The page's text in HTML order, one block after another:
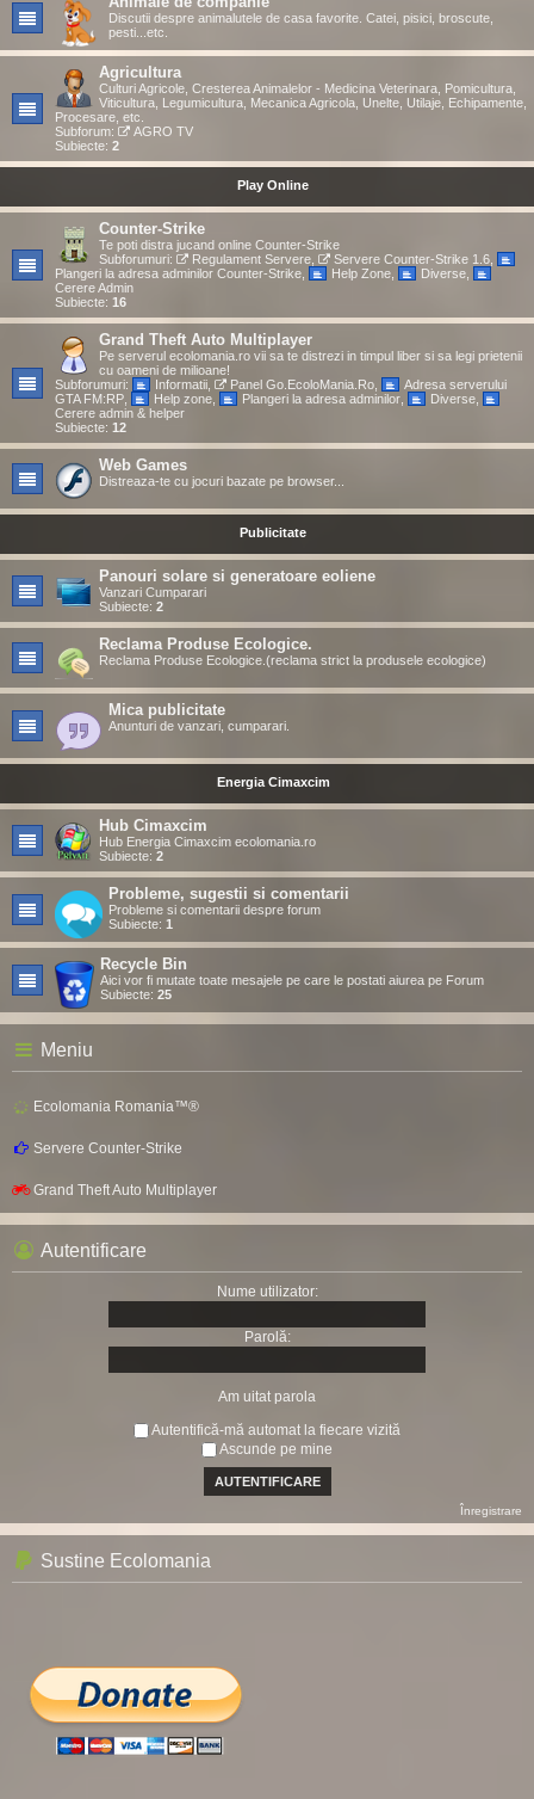
Discutii despre animalutele de casa favorite. Catei, pisici, broscute,
pesti...etc.
Agricultura
Culturi Agricole, Cresterea Animalelor - Medicina Veterinara, Pomicultura,
Viticultura, Legumicultura, Mecanica Agricola, Unelte, Utilaje, Echipamente,
Procesare, etc.
Subforum:
AGRO TV
Subiecte: 2
Play Online
Counter-Strike
Te poti distra jucand online Counter-Strike
Subforumuri:
Regulament Servere, Servere Counter-Strike 1.6,
Plangeri la adresa adminilor Counter-Strike
Help Zone, Diverse,
Cerere Admin
Subiecte: 16
Grand Theft Auto Multiplayer
Pe serverul ecolomania.ro vii sa te distrezi in timpul liber si sa legi prietenii
cu oameni de milioane!
Subforumuri:
Informatii, Panel Go.EcoloMania.Ro,
Adresa serverului
GTA FM:RP
Help zone, Plangeri la adresa adminilor, Diverse,
Cerere admin & helper
Subiecte: 12
Web Games
Distreaza-te cu jocuri bazate pe browser...
Publicitate
Panouri solare si generatoare eoliene
Vanzari Cumparari
Subiecte: 2
Reclama Produse Ecologice.
Reclama Produse Ecologice.(reclama strict la produsele ecologice)
Mica publicitate
Anunturi de vanzari, cumparari.
Energia Cimaxcim
Hub Cimaxcim
Hub Energia Cimaxcim ecolomania.ro
Subiecte: 2
Probleme, sugestii si comentarii
Probleme si comentarii despre forum
Subiecte: 1
Recycle Bin
Aici vor fi mutate toate mesajele pe care le postati aiurea pe Forum
Subiecte: 25
Meniu
Ecolomania Romania™®
Servere Counter-Strike
Grand Theft Auto Multiplayer
Autentificare
Nume utilizator:
Parolă:
Am uitat parola
Autentifică-mă automat la fiecare vizită
Ascunde pe mine
Înregistrare
Sustine Ecolomania